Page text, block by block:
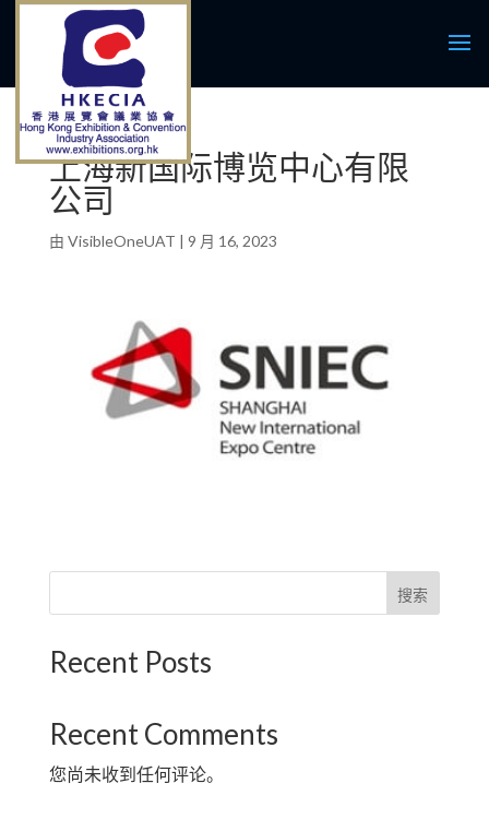
上海新国际博览中心有限
公司
由 VisibleOneUAT | 9 月 16, 2023
搜索
Recent Posts
Recent Comments
您尚未收到任何评论。